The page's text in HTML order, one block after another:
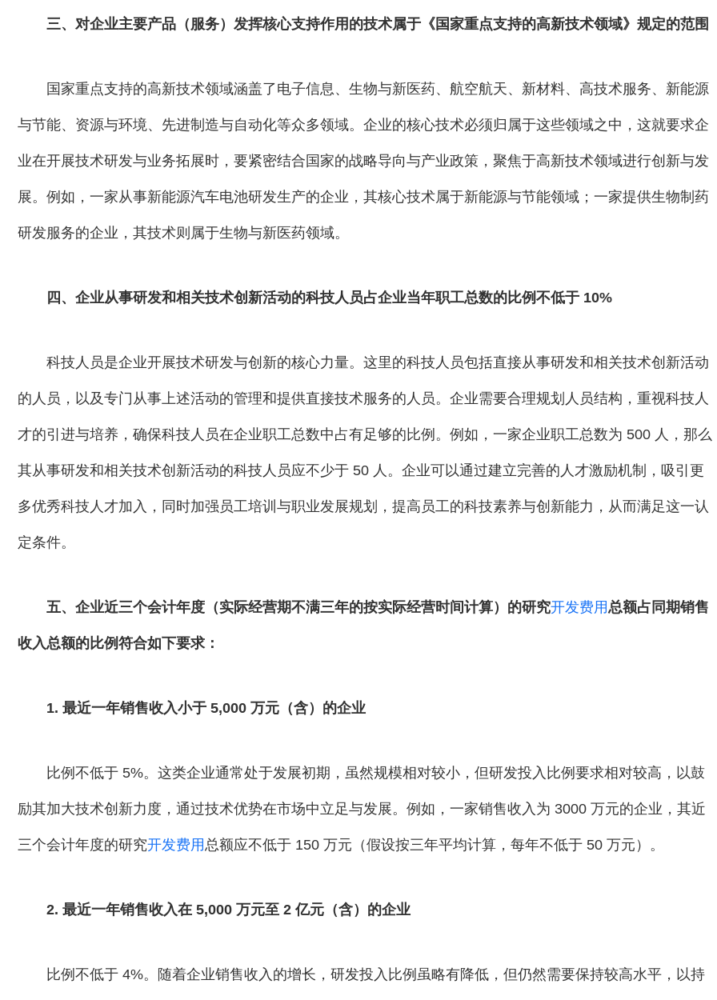
三、对企业主要产品（服务）发挥核心支持作用的技术属于《国家重点支持的高新技术领域》规定的范围
国家重点支持的高新技术领域涵盖了电子信息、生物与新医药、航空航天、新材料、高技术服务、新能源
与节能、资源与环境、先进制造与自动化等众多领域。企业的核心技术必须归属于这些领域之中，这就要求企
业在开展技术研发与业务拓展时，要紧密结合国家的战略导向与产业政策，聚焦于高新技术领域进行创新与发
展。例如，一家从事新能源汽车电池研发生产的企业，其核心技术属于新能源与节能领域；一家提供生物制药
研发服务的企业，其技术则属于生物与新医药领域。
四、企业从事研发和相关技术创新活动的科技人员占企业当年职工总数的比例不低于 10%
科技人员是企业开展技术研发与创新的核心力量。这里的科技人员包括直接从事研发和相关技术创新活动
的人员，以及专门从事上述活动的管理和提供直接技术服务的人员。企业需要合理规划人员结构，重视科技人
才的引进与培养，确保科技人员在企业职工总数中占有足够的比例。例如，一家企业职工总数为 500 人，那么
其从事研发和相关技术创新活动的科技人员应不少于 50 人。企业可以通过建立完善的人才激励机制，吸引更
多优秀科技人才加入，同时加强员工培训与职业发展规划，提高员工的科技素养与创新能力，从而满足这一认
定条件。
五、企业近三个会计年度（实际经营期不满三年的按实际经营时间计算）的研究开发费用 总额占同期销售
收入总额的比例符合如下要求：
1. 最近一年销售收入小于 5,000 万元（含）的企业
比例不低于 5%。这类企业通常处于发展初期，虽然规模相对较小，但研发投入比例要求相对较高，以鼓
励其加大技术创新力度，通过技术优势在市场中立足与发展。例如，一家销售收入为 3000 万元的企业，其近
三个会计年度的研究开发费用 总额应不低于 150 万元（假设按三年平均计算，每年不低于 50 万元）。
2. 最近一年销售收入在 5,000 万元至 2 亿元（含）的企业
比例不低于 4%。随着企业销售收入的增长，研发投入比例虽略有降低，但仍然需要保持较高水平，以持